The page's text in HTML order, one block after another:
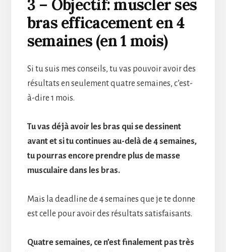
3 – Objectif: muscler ses
bras efficacement en 4
semaines (en 1 mois)
Si tu suis mes conseils, tu vas pouvoir avoir des
résultats en seulement quatre semaines, c’est-
à-dire 1 mois.
Tu vas déjà avoir les bras qui se dessinent
avant et si tu continues au-delà de 4 semaines,
tu pourras encore prendre plus de masse
musculaire dans les bras.
Mais la deadline de 4 semaines que je te donne
est celle pour avoir des résultats satisfaisants.
Quatre semaines, ce n’est finalement pas très